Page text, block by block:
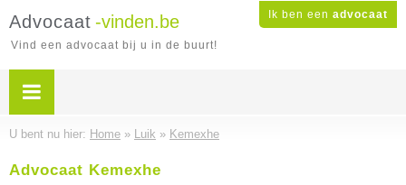
Ik ben een advocaat
Advocaat -vinden.be
Vind een advocaat bij u in de buurt!
U bent nu hier: Home » Luik » Kemexhe
Advocaat Kemexhe